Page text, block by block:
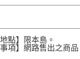
點】限本島。
項】網路售出之商